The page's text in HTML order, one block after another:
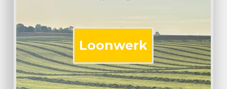
Loonwerk